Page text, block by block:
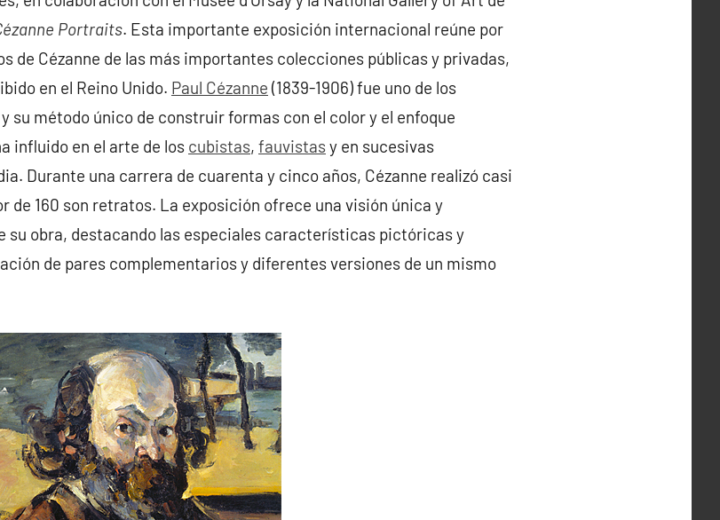
Portraits. Esta importante exposición internacional reúne por
de Cézanne de las más importantes colecciones públicas y privadas,
en el Reino Unido. Paul Cézanne (1839-1906) fue uno de los
su método único de construir formas con el color y el enfoque
influido en el arte de los cubistas, fauvistasy en sucesivas
Durante una carrera de cuarenta y cinco años, Cézanne realizó casi
de 160 son retratos. La exposición ofrece una visión única y
su obra, destacando las especiales características pictóricas y
de pares complementarios y diferentes versiones de un mismo